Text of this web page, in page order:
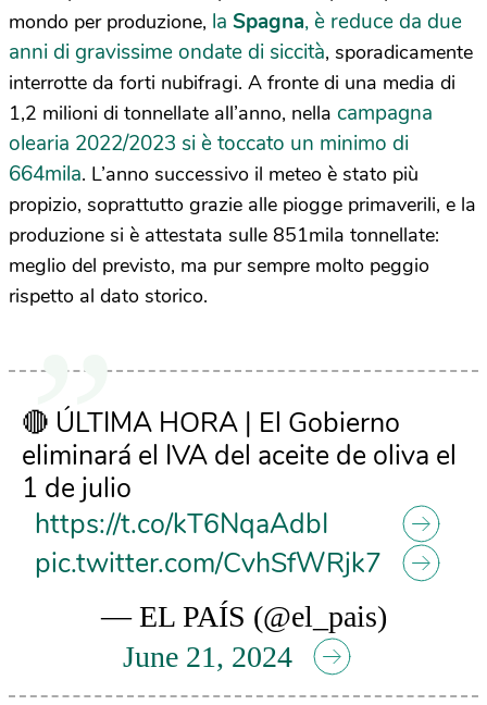
mondo per produzione, la Spagna, è reduce da due
anni di gravissime ondate di siccità, sporadicamente
interrotte da forti nubifragi. A fronte di una media di
1,2 milioni di tonnellate all’anno, nella campagna
olearia 2022/2023 si è toccato un minimo di
664mila. L’anno successivo il meteo è stato più
propizio, soprattutto grazie alle piogge primaverili, e la
produzione si è attestata sulle 851mila tonnellate:
meglio del previsto, ma pur sempre molto peggio
rispetto al dato storico.
🔴 ÚLTIMA HORA | El Gobierno
eliminará el IVA del aceite de oliva el
1 de julio
https://t.co/kT6NqaAdbI
pic.twitter.com/CvhSfWRjk7
— EL PAÍS (@el_pais)
June 21, 2024